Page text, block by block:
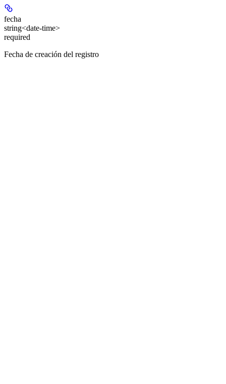
fecha
string<date-time>
required
Fecha de creación del registro